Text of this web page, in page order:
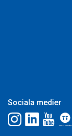
Sociala medier